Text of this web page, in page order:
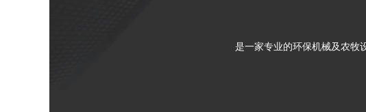
是一家专业的环保机械及农牧